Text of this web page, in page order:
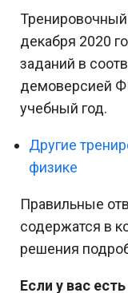
декабря 2020
заданий в
демоверсией
учебный год.
Другие
физике
Правильные
содержатся в
решения
Если у вас